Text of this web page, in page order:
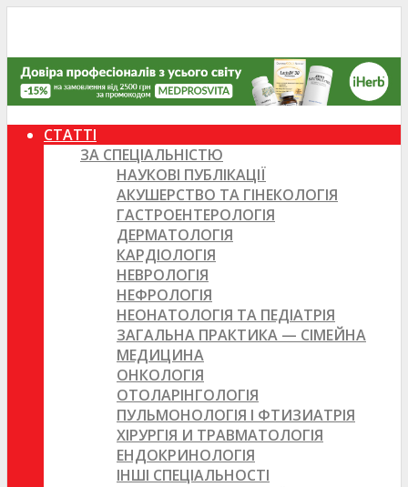
СТАТТІ
ЗА СПЕЦІАЛЬНІСТЮ
НАУКОВІ ПУБЛІКАЦІЇ
АКУШЕРСТВО ТА ГІНЕКОЛОГІЯ
ГАСТРОЕНТЕРОЛОГІЯ
ДЕРМАТОЛОГІЯ
КАРДІОЛОГІЯ
НЕВРОЛОГІЯ
НЕФРОЛОГІЯ
НЕОНАТОЛОГІЯ ТА ПЕДІАТРІЯ
ЗАГАЛЬНА ПРАКТИКА — СІМЕЙНА
МЕДИЦИНА
ОНКОЛОГІЯ
ОТОЛАРІНГОЛОГІЯ
ПУЛЬМОНОЛОГІЯ І ФТИЗИАТРІЯ
ХІРУРГІЯ И ТРАВМАТОЛОГІЯ
ЕНДОКРИНОЛОГІЯ
ІНШІ СПЕЦІАЛЬНОСТІ